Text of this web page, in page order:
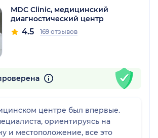
MDC Clinic, медицинский
диагностический центр
4.5 169 отзывов
центре был впервые.
ориентируясь на
и местоположение, все это